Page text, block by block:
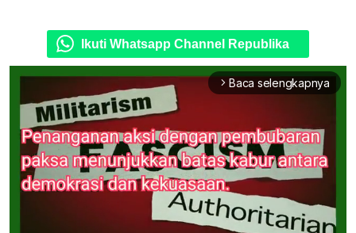
Ikuti Whatsapp Channel Republika
arrow_forward_ios Baca selengkapnya